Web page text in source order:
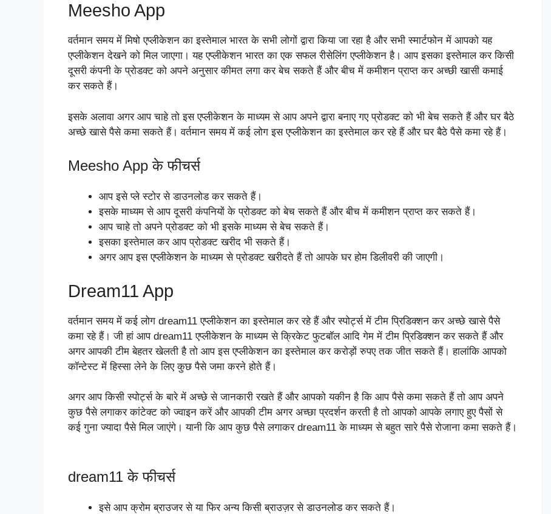
Meesho App
वर्तमान समय में मिषो एप्लीकेशन का इस्तेमाल भारत के सभी लोगों द्वारा किया जा रहा है और सभी स्मार्टफोन में आपको यह
एप्लीकेशन देखने को मिल जाएगा। यह एप्लीकेशन भारत का एक सफल रीसेलिंग एप्लीकेशन है। आप इसका इस्तेमाल कर किसी
दूसरी कंपनी के प्रोडक्ट को अपने अनुसार कीमत लगा कर बेच सकते हैं और बीच में कमीशन प्राप्त कर अच्छी खासी कमाई
कर सकते हैं।
इसके अलावा अगर आप चाहे तो इस एप्लीकेशन के माध्यम से आप अपने द्वारा बनाए गए प्रोडक्ट को भी बेच सकते हैं और घर बैठे
अच्छे खासे पैसे कमा सकते हैं। वर्तमान समय में कई लोग इस एप्लीकेशन का इस्तेमाल कर रहे हैं और घर बैठे पैसे कमा रहे हैं।
Meesho App के फीचर्स
आप इसे प्ले स्टोर से डाउनलोड कर सकते हैं।
इसके माध्यम से आप दूसरी कंपनियों के प्रोडक्ट को बेच सकते हैं और बीच में कमीशन प्राप्त कर सकते हैं।
आप चाहे तो अपने प्रोडक्ट को भी इसके माध्यम से बेच सकते हैं।
इसका इस्तेमाल कर आप प्रोडक्ट खरीद भी सकते हैं।
अगर आप इस एप्लीकेशन के माध्यम से प्रोडक्ट खरीदते हैं तो आपके घर होम डिलीवरी की जाएगी।
Dream11 App
वर्तमान समय में कई लोग dream11 एप्लीकेशन का इस्तेमाल कर रहे हैं और स्पोर्ट्स में टीम प्रिडिक्शन कर अच्छे खासे पैसे
कमा रहे हैं। जी हां आप dream11 एप्लीकेशन के माध्यम से क्रिकेट फुटबॉल आदि गेम में टीम प्रिडिक्शन कर सकते हैं और
अगर आपकी टीम बेहतर खेलती है तो आप इस एप्लीकेशन का इस्तेमाल कर करोड़ों रुपए तक जीत सकते हैं। हालांकि आपको
कॉन्टेस्ट में हिस्सा लेने के लिए कुछ पैसे जमा करने होते हैं।
अगर आप किसी स्पोर्ट्स के बारे में अच्छे से जानकारी रखते हैं और आपको यकीन है कि आप पैसे कमा सकते हैं तो आप अपने
कुछ पैसे लगाकर कांटेक्ट को ज्वाइन करें और आपकी टीम अगर अच्छा प्रदर्शन करती है तो आपको आपके लगाए हुए पैसों से
कई गुना ज्यादा पैसे मिल जाएंगे। यानी कि आप कुछ पैसे लगाकर dream11 के माध्यम से बहुत सारे पैसे रोजाना कमा सकते हैं।
dream11 के फीचर्स
इसे आप क्रोम ब्राउजर से या फिर अन्य किसी ब्राउज़र से डाउनलोड कर सकते हैं।